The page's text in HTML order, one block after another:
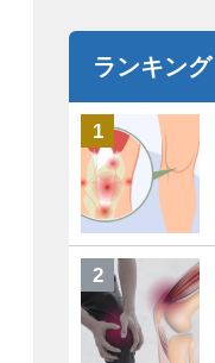
ランキング